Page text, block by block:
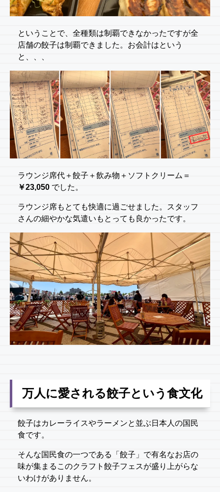
ということで、全種類は制覇できなかったですが全
店舗の餃子は制覇できました。お会計はという
と、、、
ラウンジ席代＋餃子＋飲み物＋ソフトクリーム＝
￥23,050 でした。
ラウンジ席もとても快適に過ごせました。スタッフ
さんの細やかな気遣いもとっても良かったです。
万人に愛される餃子という食文化
餃子はカレーライスやラーメンと並ぶ日本人の国民
食です。
そんな国民食の一つである「餃子」で有名なお店の
味が集まるこのクラフト餃子フェスが盛り上がらな
いわけがありません。